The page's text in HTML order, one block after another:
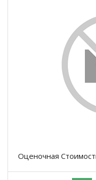
Оценочная